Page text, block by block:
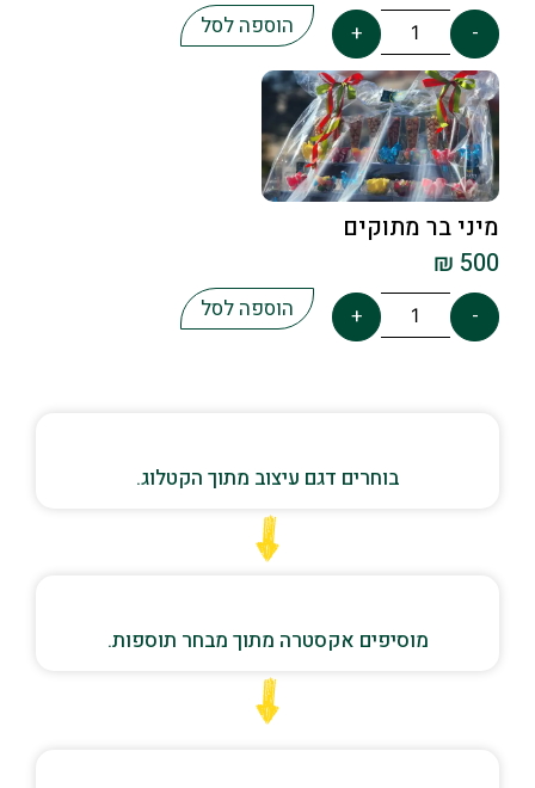
-
+ הוספה לסל
מיני בר מתוקים
500
₪
-
+ הוספה לסל
בוחרים דגם עיצוב מתוך הקטלוג.
מוסיפים אקסטרה מתוך מבחר תוספות.